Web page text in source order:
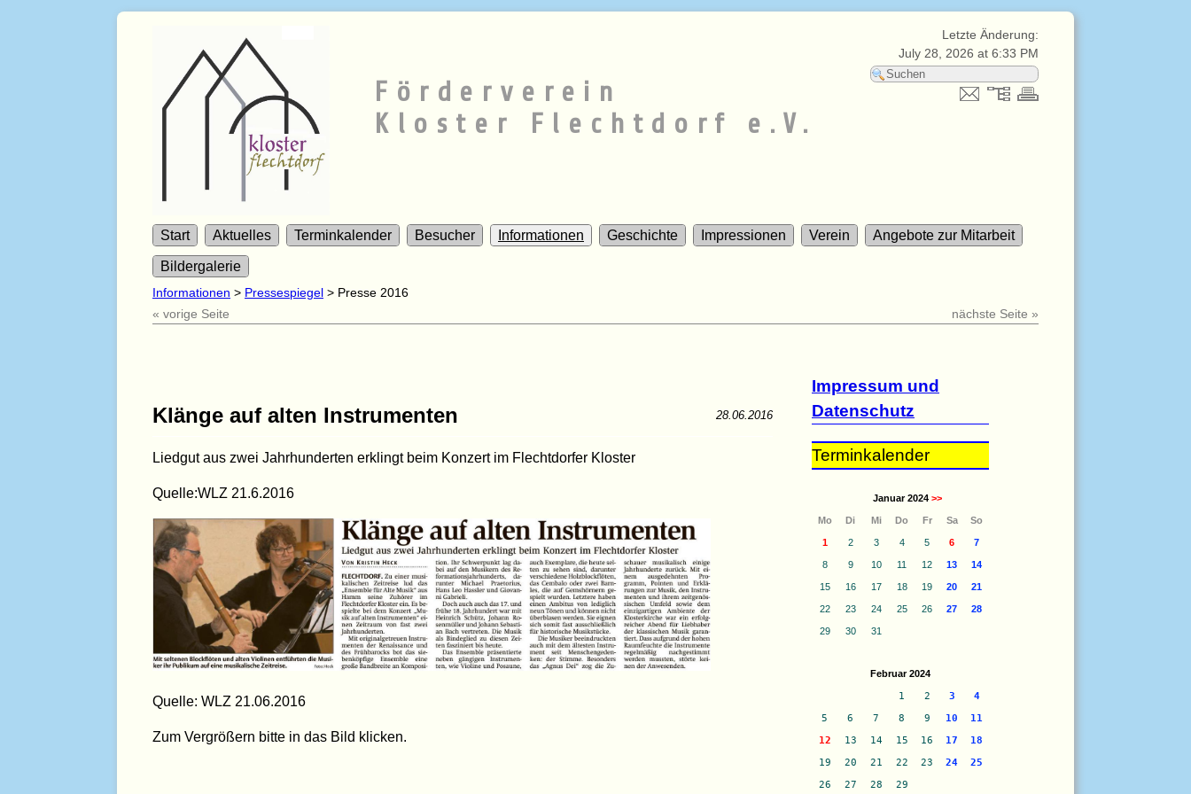
Letzte Änderung:
July 28, 2026 at 6:33 PM
Förderverein
Kloster Flechtdorf e.V.
Start Aktuelles Terminkalender Besucher Informationen Geschichte Impressionen Verein Angebote zur Mitarbeit
Bildergalerie
Informationen > Pressespiegel > Presse 2016
« vorige Seite
nächste Seite »
Klänge auf alten Instrumenten 28.06.2016
Liedgut aus zwei Jahrhunderten erklingt beim Konzert im Flechtdorfer Kloster
Quelle:WLZ 21.6.2016
Quelle: WLZ 21.06.2016
Zum Vergrößern bitte in das Bild klicken.
Impressum und
Datenschutz
Terminkalender
Januar 2024 >>
Mo Di Mi Do Fr Sa So
1 2 3 4 5 6 7
8 9 10 11 12 13 14
15 16 17 18 19 20 21
22 23 24 25 26 27 28
29 30 31
Februar 2024
1 2 3
4
5
6 7 8 9 10
11
12
13 14 15 16 17
18
19
20 21 22 23 24
25
26
27 28 29